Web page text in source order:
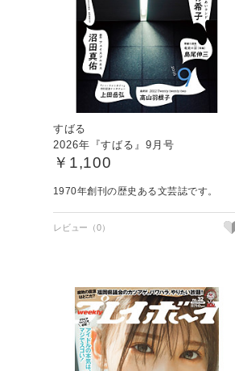
すばる
2026年『すばる』9月号
￥1,100
1970年創刊の歴史ある文芸誌です。